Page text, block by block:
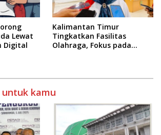
Lewat
Digital
Kalimantan Timur
Tingkatkan Fasilitas
Olahraga, Fokus pada
untuk kamu